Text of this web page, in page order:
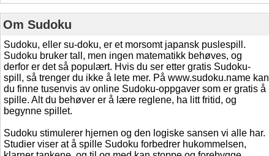
Om Sudoku
Sudoku, eller su-doku, er et morsomt japansk puslespill.
Sudoku bruker tall, men ingen matematikk behøves, og
derfor er det så populært. Hvis du ser etter gratis Sudoku-
spill, så trenger du ikke å lete mer. På www.sudoku.name kan
du finne tusenvis av online Sudoku-oppgaver som er gratis å
spille. Alt du behøver er å lære reglene, ha litt fritid, og
begynne spillet.
Sudoku stimulerer hjernen og den logiske sansen vi alle har.
Studier viser at å spille Sudoku forbedrer hukommelsen,